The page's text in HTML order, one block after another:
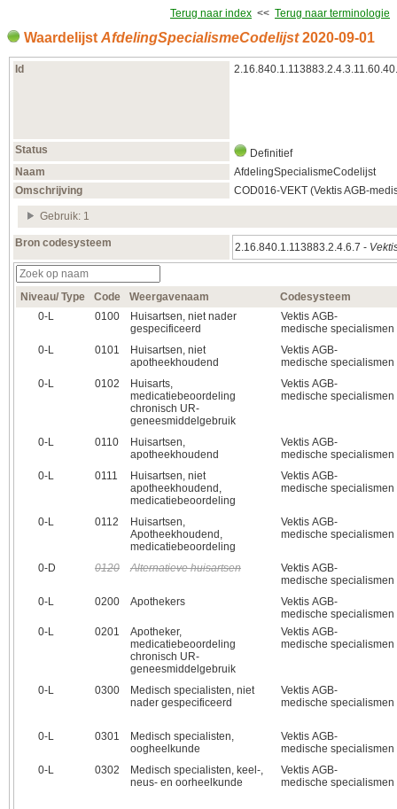
Terug naar index << Terug naar terminologie
Waardelijst AfdelingSpecialismeCodelijst2020‑09‑01
Id
Status
Definitief
Naam
AfdelingSpecialismeCodelijst
Omschrijving
COD016-VEKT (Vektis AGB-
Gebruik: 1
Bron codesysteem 2.16.840.1.113883.2.4.6.7 -
Niveau/ Type Code Weergavenaam
Codesysteem
0‑L
0100
Huisartsen, niet nader
gespecificeerd
Vektis AGB-
medische specialismen
0‑L
0101
Huisartsen, niet
apotheekhoudend
Vektis AGB-
medische specialismen
0‑L
0102
Huisarts,
medicatiebeoordeling
chronisch UR-
geneesmiddelgebruik
Vektis AGB-
medische specialismen
0‑L 0110
Huisartsen,
apotheekhoudend
Vektis AGB-
medische specialismen
0‑L
0111
Huisartsen, niet
apotheekhoudend,
medicatiebeoordeling
Vektis AGB-
medische specialismen
0‑L 0112
Huisartsen,
Apotheekhoudend,
medicatiebeoordeling
Vektis AGB-
medische specialismen
0‑D 0120 Alternatieve huisartsen
Vektis AGB-
medische specialismen
0‑L
0200 Apothekers
Vektis AGB-
medische specialismen
0‑L
0201
Apotheker,
medicatiebeoordeling
chronisch UR-
geneesmiddelgebruik
Vektis AGB-
medische specialismen
0‑L 0300
Medisch specialisten, niet
nader gespecificeerd
Vektis AGB-
medische specialismen
0‑L 0301
Medisch specialisten,
oogheelkunde
Vektis AGB-
medische specialismen
0‑L
0302
Medisch specialisten, keel-,
neus- en oorheelkunde
Vektis AGB-
medische specialismen